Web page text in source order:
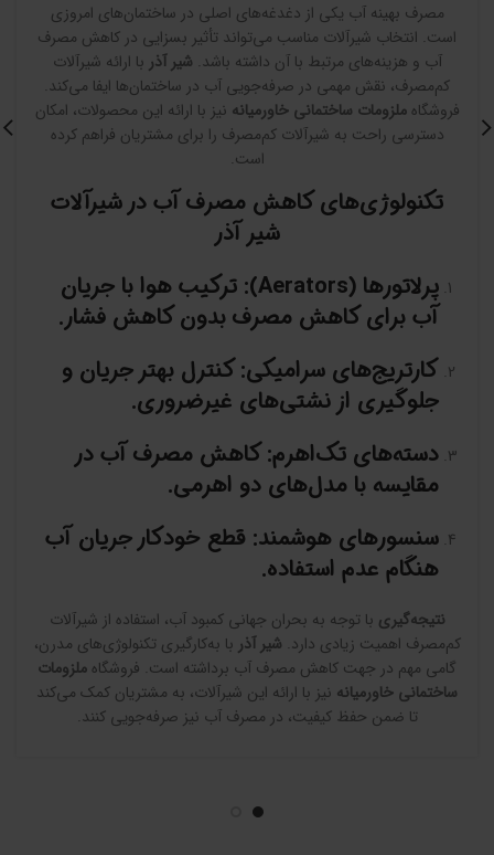
مصرف بهینه آب یکی از دغدغه‌های اصلی در ساختمان‌های امروزی
است. انتخاب شیرآلات مناسب می‌تواند تأثیر بسزایی در کاهش مصرف
آب و هزینه‌های مرتبط با آن داشته باشد. شیر آذر با ارائه شیرآلات
کم‌مصرف، نقش مهمی در صرفه‌جویی آب در ساختمان‌ها ایفا می‌کند.
فروشگاهملزومات ساختمانی خاورمیانه نیز با ارائه این محصولات، امکان
دسترسی راحت به شیرآلات کم‌مصرف را برای مشتریان فراهم کرده
است.
تکنولوژی‌های کاهش مصرف آب در شیرآلات
شیر آذر
پرلاتورها (Aerators)
: ترکیب هوا با جریان
آب برای کاهش مصرف بدون کاهش فشار.
کارتریج‌های سرامیکی: کنترل بهتر جریان و
جلوگیری از نشتی‌های غیرضروری.
دسته‌های تک‌اهرم: کاهش مصرف آب در
مقایسه با مدل‌های دو اهرمی.
سنسورهای هوشمند: قطع خودکار جریان آب
هنگام عدم استفاده.
نتیجه‌گیری با توجه به بحران جهانی کمبود آب، استفاده از شیرآلات
کم‌مصرف اهمیت زیادی دارد. شیر آذر با به‌کارگیری تکنولوژی‌های مدرن،
گامی مهم در جهت کاهش مصرف آب برداشته است. فروشگاه ملزومات
ساختمانی خاورمیانه نیز با ارائه این شیرآلات، به مشتریان کمک می‌کند
تا ضمن حفظ کیفیت، در مصرف آب نیز صرفه‌جویی کنند.